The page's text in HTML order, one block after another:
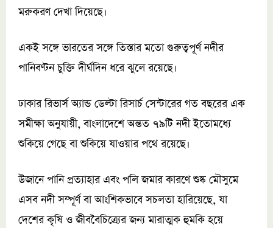
মরুকরণ দেখা দিয়েছে।
একই সঙ্গে ভারতের সঙ্গে তিস্তার মতো গুরুত্বপূর্ণ নদীর
পানিবণ্টন চুক্তি দীর্ঘদিন ধরে ঝুলে রয়েছে।
ঢাকার রিভার্স অ্যান্ড ডেল্টা রিসার্চ সেন্টারের গত বছরের এক
সমীক্ষা অনুযায়ী, বাংলাদেশে অন্তত ৭৯টি নদী ইতোমধ্যে
শুকিয়ে গেছে বা শুকিয়ে যাওয়ার পথে রয়েছে।
উজানে পানি প্রত্যাহার এবং পলি জমার কারণে শুষ্ক মৌসুমে
এসব নদী সম্পূর্ণ বা আংশিকভাবে সচলতা হারিয়েছে, যা
দেশের কৃষি ও জীববৈচিত্র্যের জন্য মারাত্মক হুমকি হয়ে